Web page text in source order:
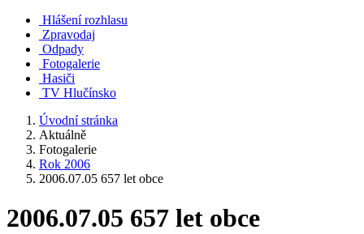
Hlášení rozhlasu
Zpravodaj
Odpady
Fotogalerie
Hasiči
TV Hlučínsko
Úvodní stránka
Aktuálně
Fotogalerie
Rok 2006
2006.07.05 657 let obce
2006.07.05 657 let obce